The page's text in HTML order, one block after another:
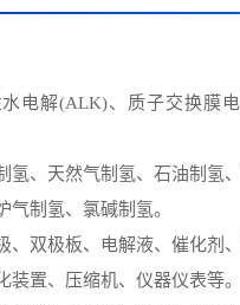
电解(ALK)、质子交换膜
氢、天然气制氢、石油制氢、
气制氢、氯碱制氢。
、双极板、电解液、催化剂
装置、压缩机、仪器仪表等。